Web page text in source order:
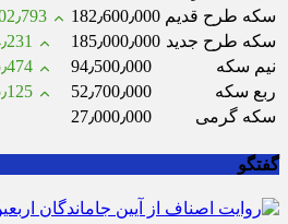
سکه طرح قدیم 182٫600٫000
1٫802٫793
سکه طرح جدید 185٫000٫000
874٫231
نیم سکه
94٫500٫000
555٫474
ربع سکه
52٫700٫000
385٫125
سکه گرمی
27٫000٫000
گفتگو